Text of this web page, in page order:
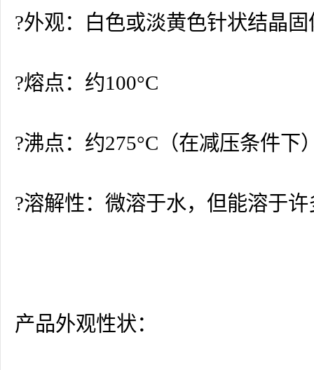
?外观：白色或淡黄色针状结晶固
?熔点：约100°C
?沸点：约275°C（在减压条件下
?溶解性：微溶于水，但能溶于
产品外观性状：